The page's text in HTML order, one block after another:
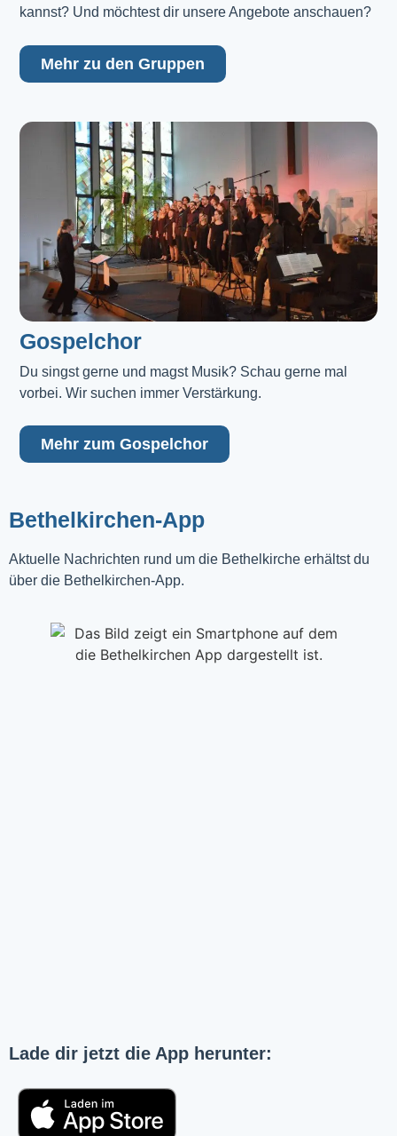
kannst? Und möchtest dir unsere Angebote anschauen?
Mehr zu den Gruppen
Gospelchor
Du singst gerne und magst Musik? Schau gerne mal
vorbei. Wir suchen immer Verstärkung.
Mehr zum Gospelchor
Bethelkirchen-App
Aktuelle Nachrichten rund um die Bethelkirche erhältst du
über die Bethelkirchen-App.
Lade dir jetzt die App herunter: